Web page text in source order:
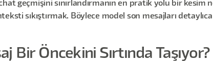
geçmişini sınırlandırmanın en pratik yolu bir
sıkıştırmak. Böylece model son mesajları
Bir Öncekini Sırtında Taşıyor?